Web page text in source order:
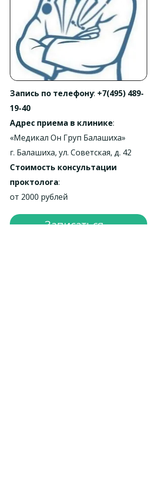
Запись по телефону: +7(495) 489-
19-40
Адрес приема в клинике:
«Медикал Он Груп Балашиха»
г. Балашиха, ул. Советская, д. 42
Стоимость консультации
проктолога:
от 2000 рублей
Записаться...